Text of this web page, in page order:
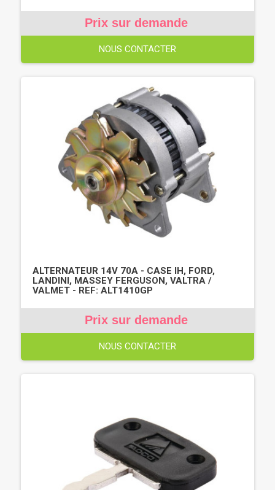
Prix sur demande
NOUS CONTACTER
ALTERNATEUR 14V 70A - CASE IH, FORD,
LANDINI, MASSEY FERGUSON, VALTRA /
VALMET - REF: ALT1410GP
Prix sur demande
NOUS CONTACTER